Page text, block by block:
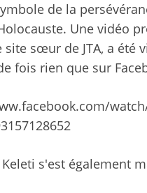
de la
Une vidéo
site sœur de JTA, a été
fois rien que sur
Keleti s'est également